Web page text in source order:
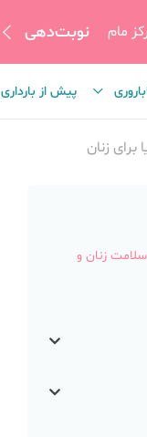
مام نوبت‌دهی
پیش از بارداری
زنان
زنان و